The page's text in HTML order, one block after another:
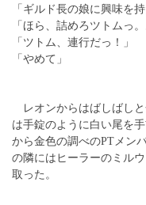
「ギルド長の娘に興味を
「ほら、詰めろツトムっ
「ツトム、連行だっ！」
「やめて」
レオンからはばしばし
は手錠のように白い尾を
から金色の調べのPTメン
の隣にはヒーラーのミル
取った。